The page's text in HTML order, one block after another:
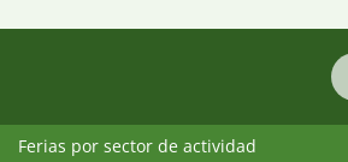
Ferias por sector de actividad